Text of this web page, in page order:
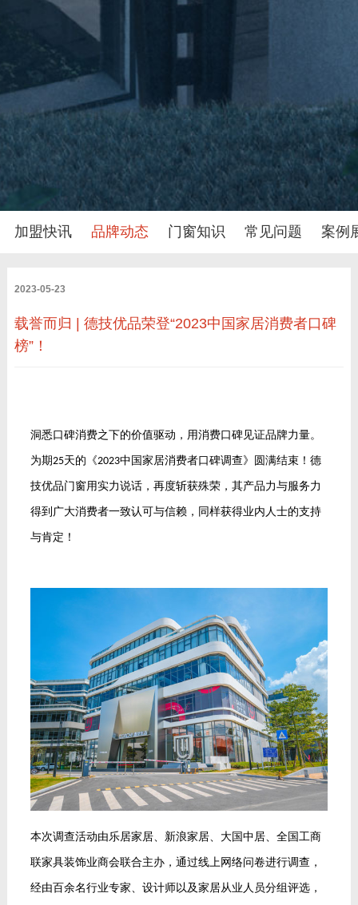
加盟快讯 品牌动态 门窗知识 常见问题 案例
2023-05-23
载誉而归 | 德技优品荣登“2023中国家居消费者口碑
榜”！
洞悉口碑消费之下的价值驱动，用消费口碑见证品牌力量。
为期25天的《2023中国家居消费者口碑调查》圆满结束！德
技优品门窗用实力说话，再度斩获殊荣，其产品力与服务力
得到广大消费者一致认可与信赖，同样获得业内人士的支持
与肯定！
本次调查活动由乐居家居、新浪家居、大国中居、全国工商
联家具装饰业商会联合主办，通过线上网络问卷进行调查，
经由百余名行业专家、设计师以及家居从业人员分组评选，